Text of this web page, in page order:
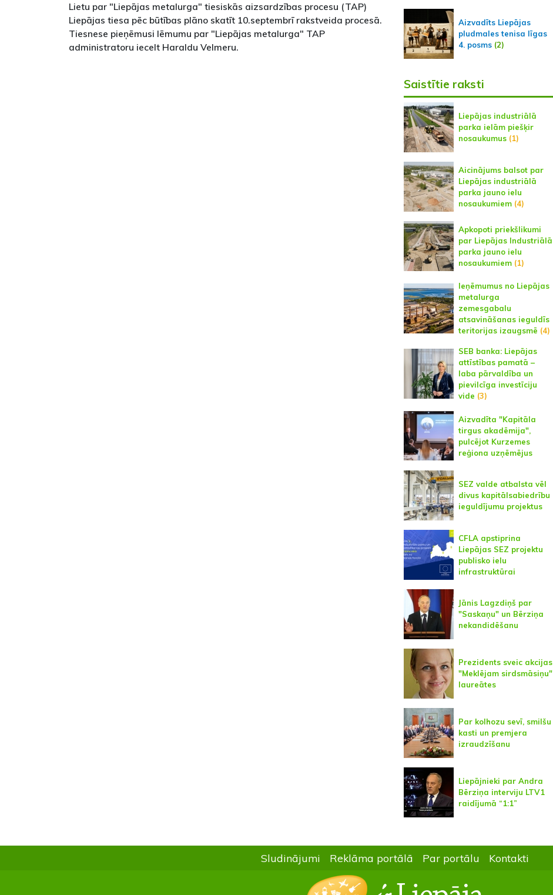
Lietu par "Liepājas metalurga" tiesiskās aizsardzības procesu (TAP)
Liepājas tiesa pēc būtības plāno skatīt 10.septembrī rakstveida procesā.
Tiesnese pieņēmusi lēmumu par "Liepājas metalurga" TAP
administratoru iecelt Haraldu Velmeru.
Aizvadīts Liepājas
pludmales tenisa līgas
4. posms(2)
Saistītie raksti
Liepājas industriālā
parka ielām piešķir
nosaukumus(1)
Aicinājums balsot par
Liepājas industriālā
parka jauno ielu
nosaukumiem(4)
Apkopoti priekšlikumi
par Liepājas Industriālā
parka jauno ielu
nosaukumiem(1)
Ieņēmumus no Liepājas
metalurga
zemesgabalu
atsavināšanas ieguldīs
teritorijas izaugsmē (4)
SEB banka: Liepājas
attīstības pamatā –
laba pārvaldība un
pievilcīga investīciju
vide (3)
Aizvadīta "Kapitāla
tirgus akadēmija",
pulcējot Kurzemes
reģiona uzņēmējus
SEZ valde atbalsta vēl
divus kapitālsabiedrību
ieguldījumu projektus
CFLA apstiprina
Liepājas SEZ projektu
publisko ielu
infrastruktūrai
Jānis Lagzdiņš par
"Saskaņu" un Bērziņa
nekandidēšanu
Prezidents sveic akcijas
"Meklējam sirdsmāsiņu"
laureātes
Par kolhozu sevī, smilšu
kasti un premjera
izraudzīšanu
Liepājnieki par Andra
Bērziņa interviju LTV1
raidījumā “1:1”
Sludinājumi Reklāma portālā Par portālu Kontakti